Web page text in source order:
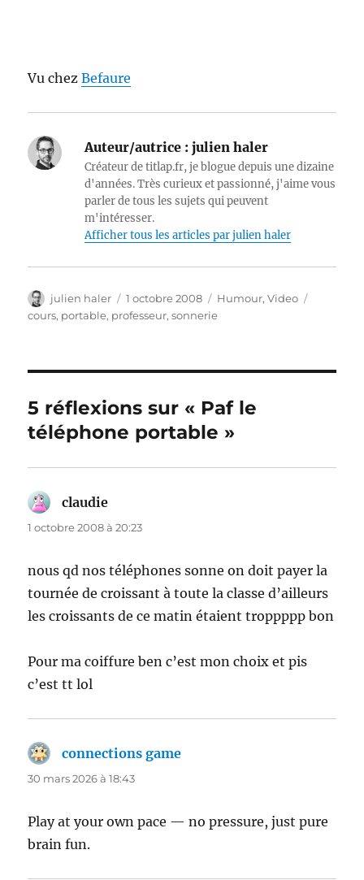
Vu chezBefaure
Auteur/autrice : julien haler
Créateur de titlap.fr, je blogue depuis une dizaine
d'années. Très curieux et passionné, j'aime vous
parler de tous les sujets qui peuvent
m'intéresser.
Afficher tous les articles par julien haler
Auteur
julien haler
Publié
le
1 octobre 2008 Catégories
Humour,Video
cours, portable, professeur,sonnerie
5 réflexions sur « Paf le
téléphone portable »
claudie
1 octobre 2008 à 20:23
nous qd nos téléphones sonne on doit payer la
tournée de croissant à toute la classe d’ailleurs
les croissants de ce matin étaient troppppp bon
Pour ma coiffure ben c’est mon choix et pis
c’est tt lol
connections game
30 mars 2026 à 18:43
Play at your own pace — no pressure, just pure
brain fun.